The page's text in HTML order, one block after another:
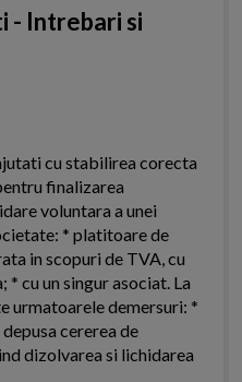
- Intrebari si
cu stabilirea corecta
finalizarea
voluntara a unei
* platitoare de
in scopuri de TVA, cu
cu un singur asociat. La
urmatoarele demersuri: *
cererea de
dizolvarea si lichidarea